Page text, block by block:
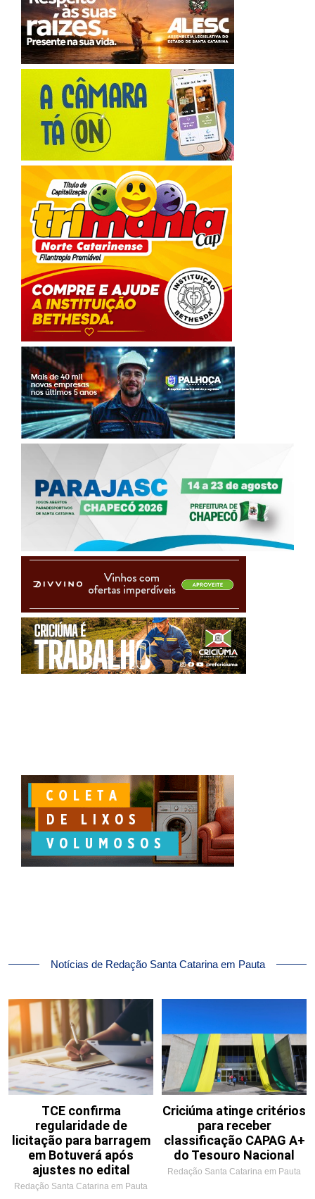
Notícias de Redação Santa Catarina em Pauta
TCE confirma
regularidade de
licitação para barragem
em Botuverá após
ajustes no edital
Redação Santa Catarina em Pauta
Criciúma atinge critérios
para receber
classificação CAPAG A+
do Tesouro Nacional
Redação Santa Catarina em Pauta